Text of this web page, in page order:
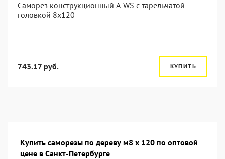
Саморез конструкционный A-WS с тарельчатой
головкой 8x120
743.17 руб. КУПИТЬ
Купить саморезы по дереву м8 х 120 по оптовой
цене в Санкт-Петербурге